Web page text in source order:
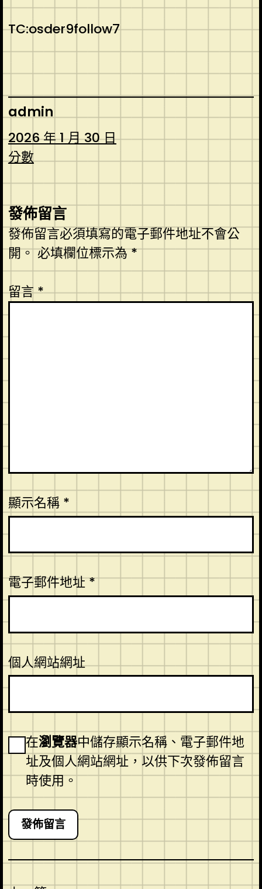
TC:osder9follow7
admin
2026 年 1 月 30 日
分數
發佈留言
發佈留言必須填寫的電子郵件地址不會公
開。必填欄位標示為*
留言*
顯示名稱 *
電子郵件地址*
個人網站網址
在瀏覽器中儲存顯示名稱、電子郵件地
址及個人網站網址，以供下次發佈留言
時使用。